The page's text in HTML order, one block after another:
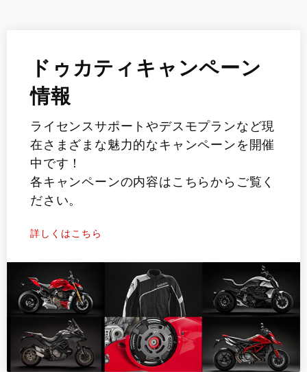
ドゥカティキャンペーン
情報
ライセンスサポートやデスモプランなど現
在さまざまな魅力的なキャンペーンを開催
中です！
各キャンペーンの内容はこちらからご覧く
ださい。
詳しくはこちら